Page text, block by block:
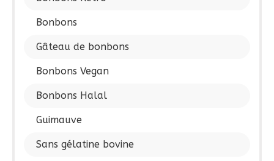
Bonbons
Gâteau de bonbons
Bonbons Vegan
Bonbons Halal
Guimauve
Sans gélatine bovine